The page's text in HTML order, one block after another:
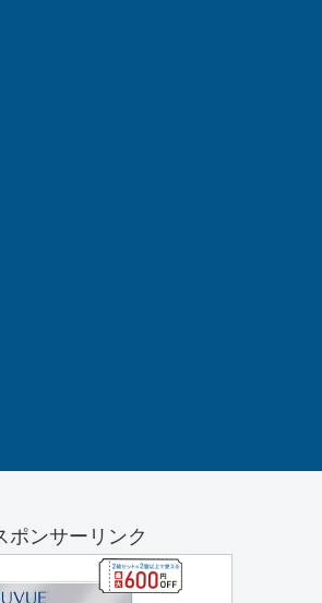
ポンサーリンク